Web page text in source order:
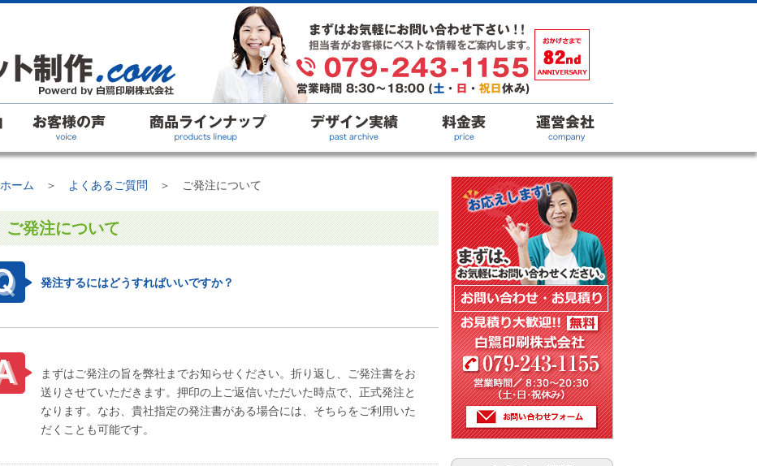
ホーム ＞ よくあるご質問 ＞ ご発注について
ご発注について
発注するにはどうすればいいですか？
まずはご発注の旨を弊社までお知らせください。折り返し、ご発注書をお
送りさせていただきます。押印の上ご返信いただいた時点で、正式発注と
なります。なお、貴社指定の発注書がある場合には、そちらをご利用いた
だくことも可能です。